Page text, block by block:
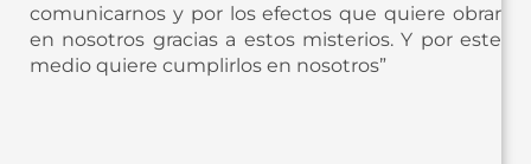
comunicarnos y por los efectos que quiere obrar
en nosotros gracias a estos misterios. Y por este
medio quiere cumplirlos en nosotros”